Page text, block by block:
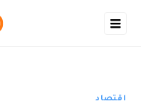
اقتصاد